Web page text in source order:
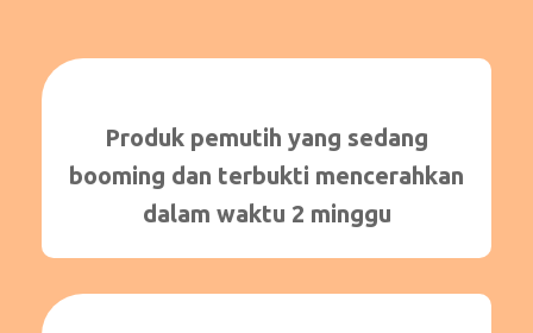
Produk pemutih yang sedang
booming dan terbukti mencerahkan
dalam waktu 2 minggu